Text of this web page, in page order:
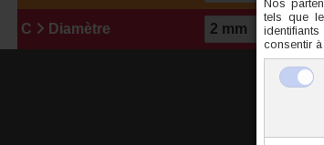
C Diamètre